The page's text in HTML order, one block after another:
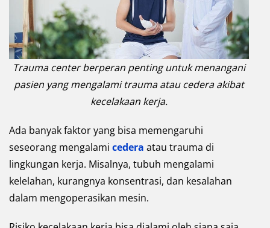
Trauma center berperan penting untuk menangani
pasien yang mengalami trauma atau cedera akibat
kecelakaan kerja.
Ada banyak faktor yang bisa memengaruhi
seseorang mengalami cedera atau trauma di
lingkungan kerja. Misalnya, tubuh mengalami
kelelahan, kurangnya konsentrasi, dan kesalahan
dalam mengoperasikan mesin.